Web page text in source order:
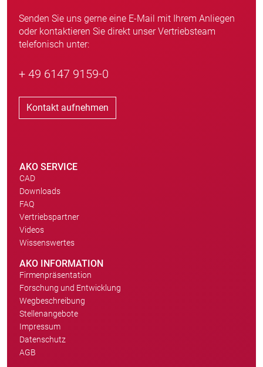
Senden Sie uns gerne eine E-Mail mit Ihrem Anliegen
oder kontaktieren Sie direkt unser Vertriebsteam
telefonisch unter:
+ 49 6147 9159-0
Kontakt aufnehmen
AKO SERVICE
CAD
Downloads
FAQ
Vertriebspartner
Videos
Wissenswertes
AKO INFORMATION
Firmenpräsentation
Forschung und Entwicklung
Wegbeschreibung
Stellenangebote
Impressum
Datenschutz
AGB